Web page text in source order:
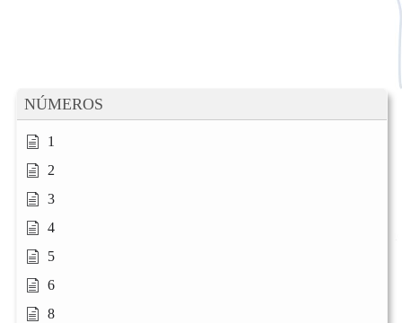
NÚMEROS
1
2
3
4
5
6
8